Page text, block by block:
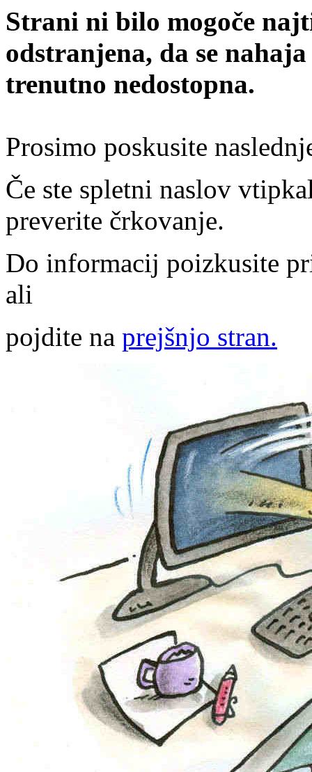
Strani ni bilo mogoče
odstranjena, da se
trenutno nedostopna.
Prosimo poskusite
Če ste spletni naslov
preverite črkovanje.
Do informacij poizkusite
ali
pojdite na prejšnjo stran.